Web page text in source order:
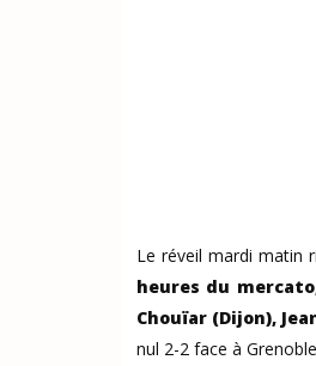
Le réveil mardi matin
heures du
Chouïar (Dijon),
nul 2-2 face à